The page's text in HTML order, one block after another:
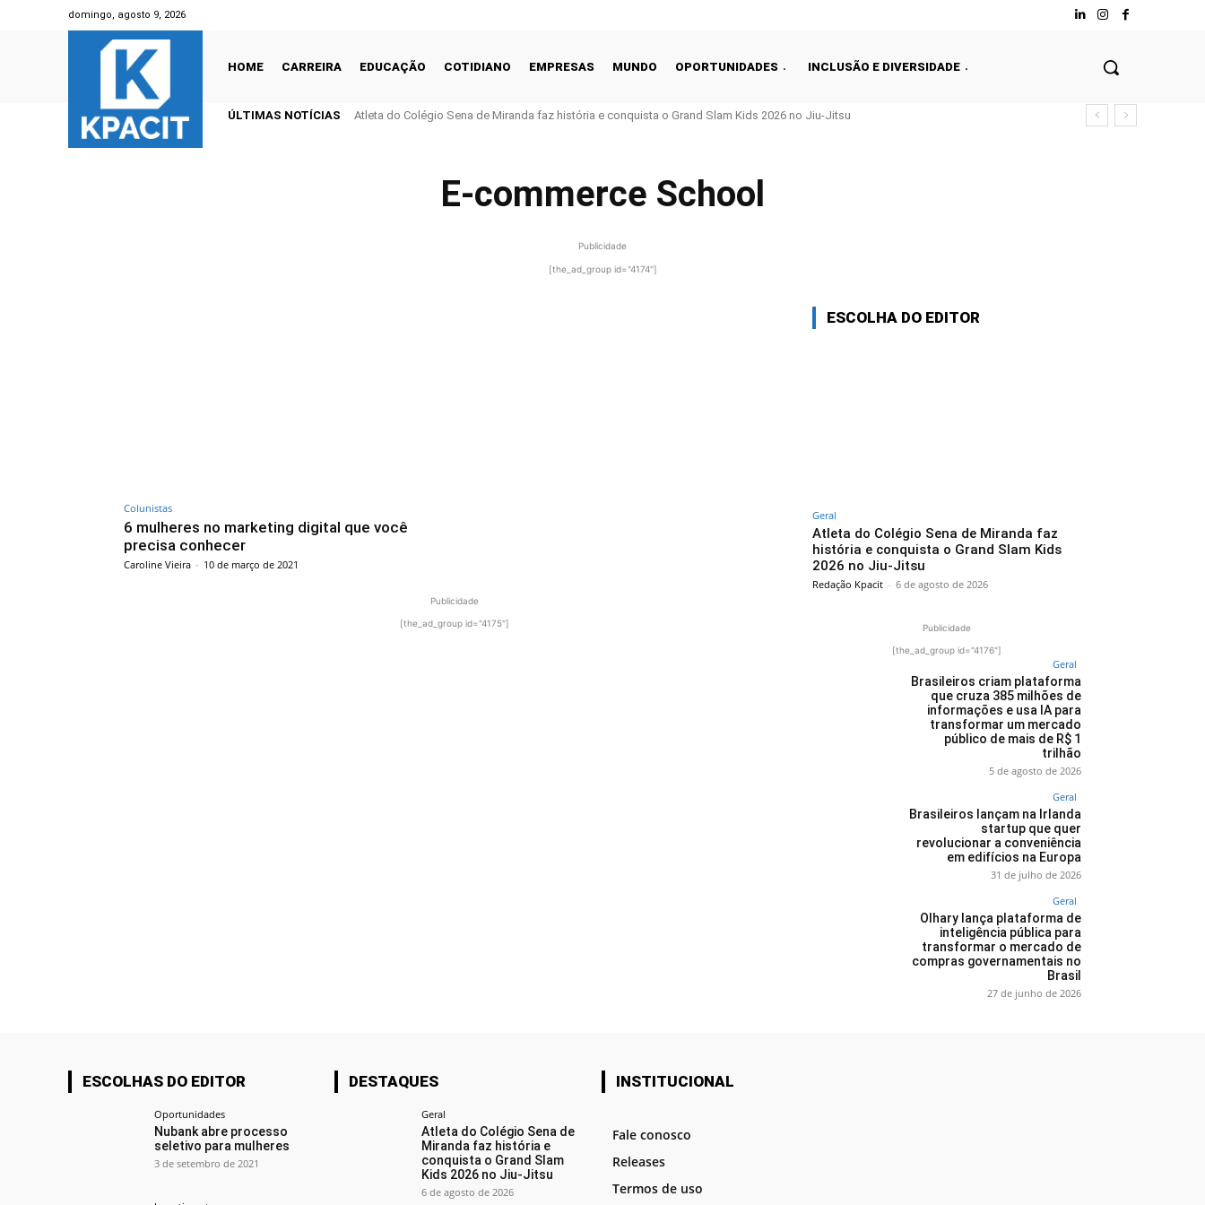
domingo, agosto 9, 2026
HOME CARREIRA EDUCAÇÃO COTIDIANO EMPRESAS MUNDO OPORTUNIDADES INCLUSÃO E DIVERSIDADE
ÚLTIMAS NOTÍCIAS Atleta do Colégio Sena de Miranda faz história e conquista o Grand Slam Kids 2026 no Jiu-Jitsu
E-commerce School
Publicidade
[the_ad_group id="4174"]
Colunistas
6 mulheres no marketing digital que você
precisa conhecer
Caroline Vieira - 10 de março de 2021
Publicidade
[the_ad_group id="4175"]
ESCOLHA DO EDITOR
Geral
Atleta do Colégio Sena de Miranda faz
história e conquista o Grand Slam Kids
2026 no Jiu-Jitsu
Redação Kpacit - 6 de agosto de 2026
Publicidade
[the_ad_group id="4176"]
Geral
Brasileiros criam plataforma
que cruza 385 milhões de
informações e usa IA para
transformar um mercado
público de mais de R$ 1
trilhão
5 de agosto de 2026
Geral
Brasileiros lançam na Irlanda
startup que quer
revolucionar a conveniência
em edifícios na Europa
31 de julho de 2026
Geral
Olhary lança plataforma de
inteligência pública para
transformar o mercado de
compras governamentais no
Brasil
27 de junho de 2026
ESCOLHAS DO EDITOR
Oportunidades
Nubank abre processo
seletivo para mulheres
3 de setembro de 2021
DESTAQUES
Geral
Atleta do Colégio Sena de
Miranda faz história e
conquista o Grand Slam
Kids 2026 no Jiu-Jitsu
6 de agosto de 2026
INSTITUCIONAL
Fale conosco
Releases
Termos de uso